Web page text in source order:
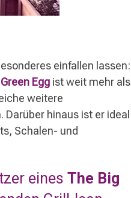
einfallen lassen:
Egg ist weit mehr als
weitere
hinaus ist er ideal
Schalen- und
eines The Big